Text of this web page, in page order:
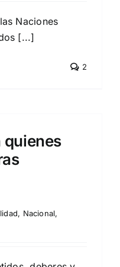
Naciones
[...]
2
quienes
, Nacional,